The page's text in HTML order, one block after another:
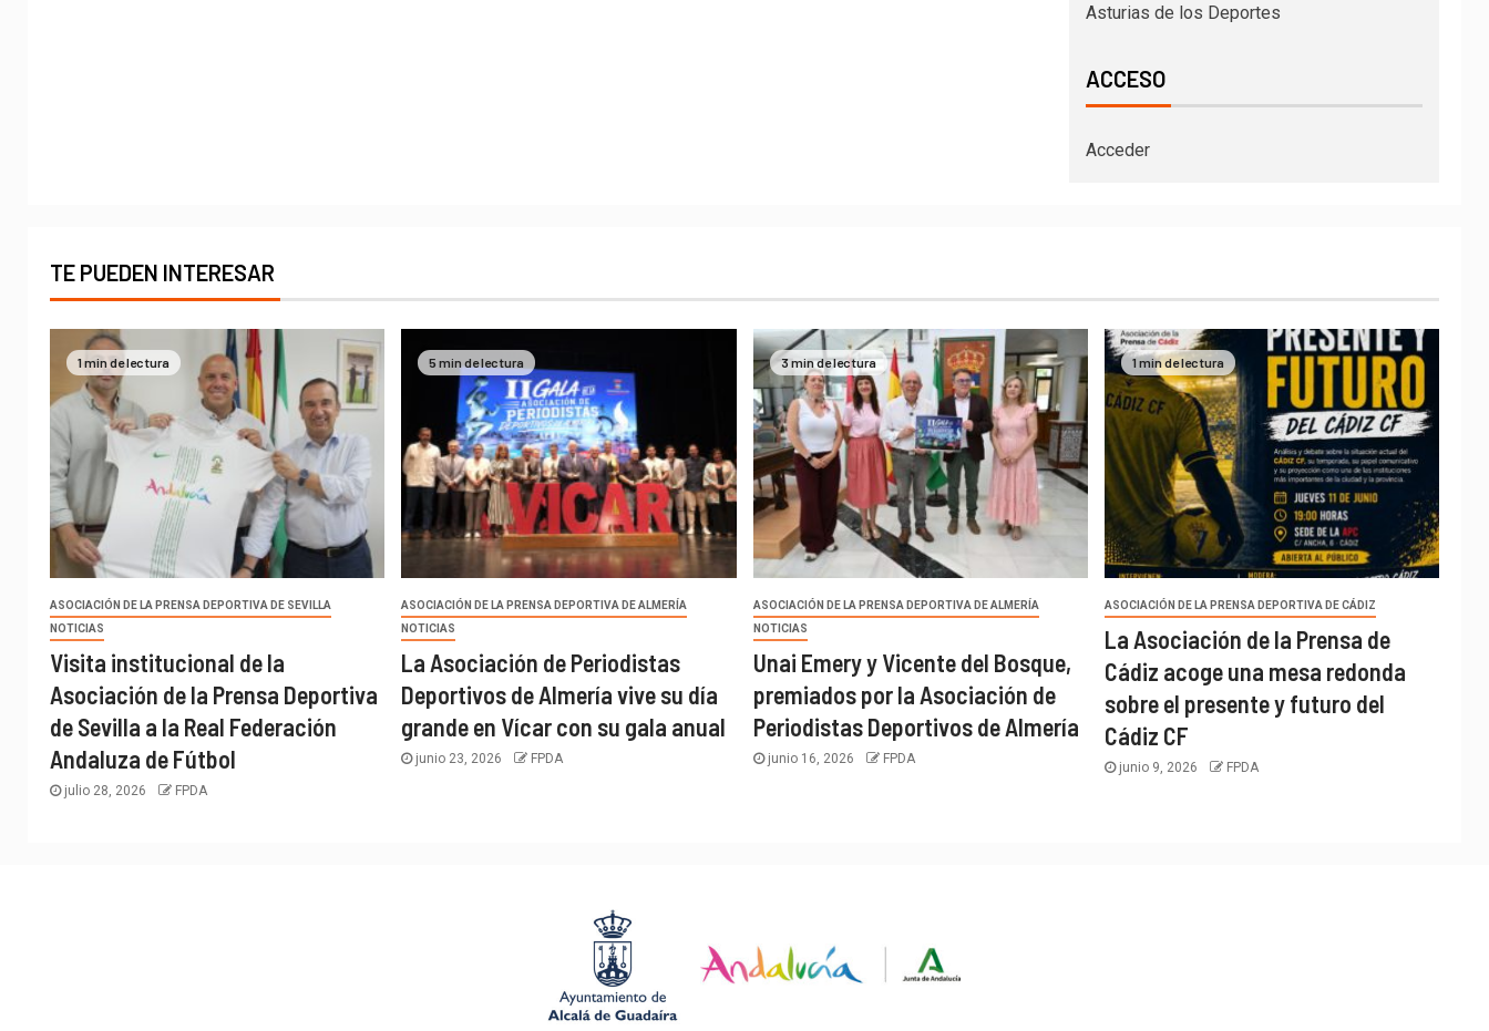
Asturias de los Deportes
ACCESO
Acceder
TE PUEDEN INTERESAR
1 min de lectura
ASOCIACIÓN DE LA PRENSA DEPORTIVA DE SEVILLA
NOTICIAS
Visita institucional de la
Asociación de la Prensa Deportiva
de Sevilla a la Real Federación
Andaluza de Fútbol
julio 28, 2026 FPDA
5 min de lectura
ASOCIACIÓN DE LA PRENSA DEPORTIVA DE ALMERÍA
NOTICIAS
La Asociación de Periodistas
Deportivos de Almería vive su día
grande en Vícar con su gala anual
junio 23, 2026 FPDA
3 min de lectura
ASOCIACIÓN DE LA PRENSA DEPORTIVA DE ALMERÍA
NOTICIAS
Unai Emery y Vicente del Bosque,
premiados por la Asociación de
Periodistas Deportivos de Almería
junio 16, 2026 FPDA
1 min de lectura
ASOCIACIÓN DE LA PRENSA DEPORTIVA DE CÁDIZ
La Asociación de la Prensa de
Cádiz acoge una mesa redonda
sobre el presente y futuro del
Cádiz CF
junio 9, 2026 FPDA